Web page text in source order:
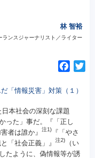
林 智裕
ランスジャーナリスト／ライター
c
o
o
k
「情報災害」対策（１）
本社会の深刻な課題
った」事だ。『「正し
者は誰か』
注1)
『「やさ
「社会正義」』
注2)
（い
たように、偽情報等が誘